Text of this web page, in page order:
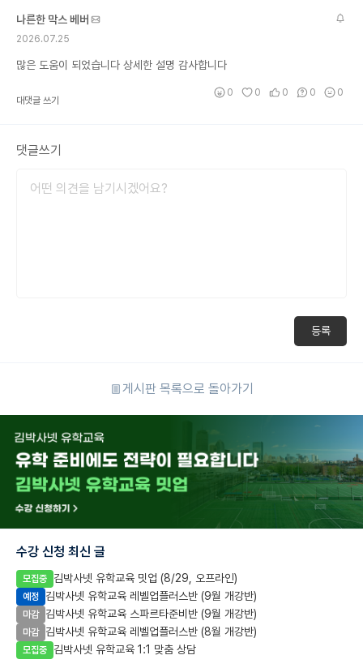
나른한 막스 베버
2026.07.25
많은 도움이 되었습니다 상세한 설명 감사합니다
대댓글 쓰기
0 0 0 0 0
댓글쓰기
등록
게시판 목록으로 돌아가기
수강 신청 최신 글
모집중 김박사넷 유학교육 밋업 (8/29, 오프라인)
예정 김박사넷 유학교육 레벨업플러스반 (9월 개강반)
마감 김박사넷 유학교육 스파르타준비반 (9월 개강반)
마감 김박사넷 유학교육 레벨업플러스반 (8월 개강반)
모집중 김박사넷 유학교육 1:1 맞춤 상담